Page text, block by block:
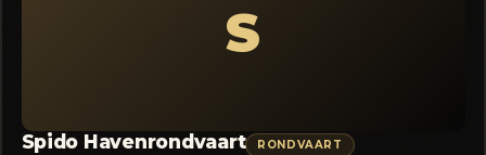
S
Spido Havenrondvaart RONDVAART